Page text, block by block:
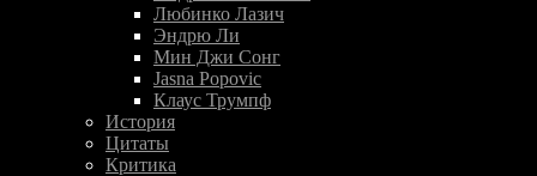
Любинко Лазич
Эндрю Ли
Мин Джи Сонг
Jasna Popovic
Клаус Трумпф
История
Цитаты
Критика